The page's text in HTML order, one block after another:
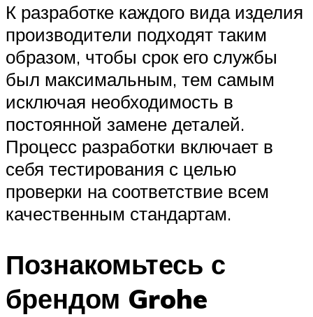
К разработке каждого вида изделия
производители подходят таким
образом, чтобы срок его службы
был максимальным, тем самым
исключая необходимость в
постоянной замене деталей.
Процесс разработки включает в
себя тестирования с целью
проверки на соответствие всем
качественным стандартам.
Познакомьтесь с
брендом Grohe